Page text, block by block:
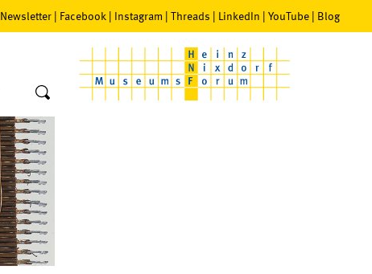
Newsletter | Facebook | Instagram | Threads | LinkedIn | YouTube | Blog